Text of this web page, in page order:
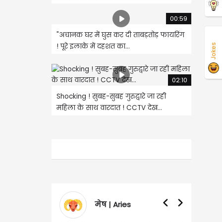
00:59
"अचानक घर में घुस कर दी ताबड़तोड़ फायरिंग
! पूरे इलाके में दहशत का...
02:10
Shocking ! सुबह-सुबह गुरुद्वारे जा रही
महिला के साथ वारदात ! CCTV देख...
वृषभ | Taurus
Jokes